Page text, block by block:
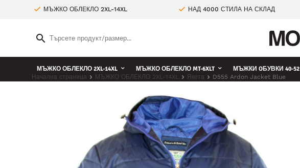
МЪЖКО ОБЛЕКЛО 2XL-14XL НАД 4000 СТИЛА НА СКЛАД
МЪЖКО ОБЛЕКЛО 2XL-14XL МЪЖКО ОБЛЕКЛО MT-6XLT МЪЖКИ OБУВКИ 40-52
Начална страница МЪЖКО ОБЛЕКЛО 2XL-14XL Якета D555 Ardon Jacket Blue